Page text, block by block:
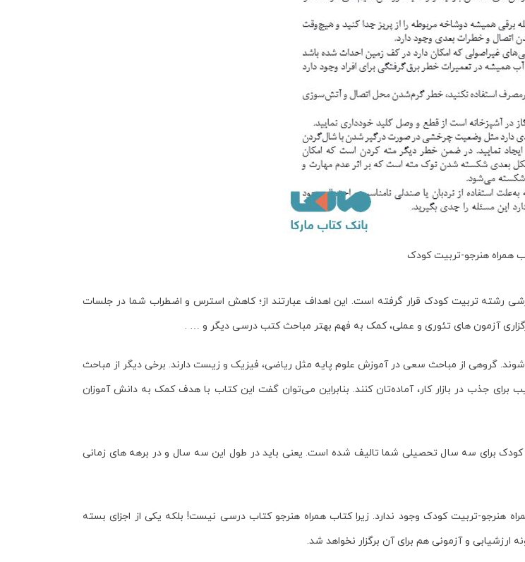
همراه هنرجو-تربیت کودک
رشته تربیت کودک قرار گرفته است. این اهداف عبارتند از؛ کاهش استرس و اضطراب شما در جلسات
آزمون های تئوری و عملی، کمک به فهم بهتر مباحث کتب درسی دیگر و … .
گروهی از مباحث سعی در آموزش علوم پایه مثل ریاضی، فیزیک و زیست دارند. برخی دیگر از مباحث
برای جذب در بازار کار، آماده‌تان کنند. بنابراین می‌توان گفت این کتاب با هدف کمک به دانش آموزان
کودکبرای سه سال تحصیلی شما تالیف شده است. یعنی باید در طول این سه سال و در برهه های زمانی
هنرجو-تربیت کودکوجود ندارد. زیرا کتاب همراه هنرجو کتاب درسی نیست! بلکه یکی از اجزای بسته
و آزمونی هم برای آن برگزار نخواهد شد.